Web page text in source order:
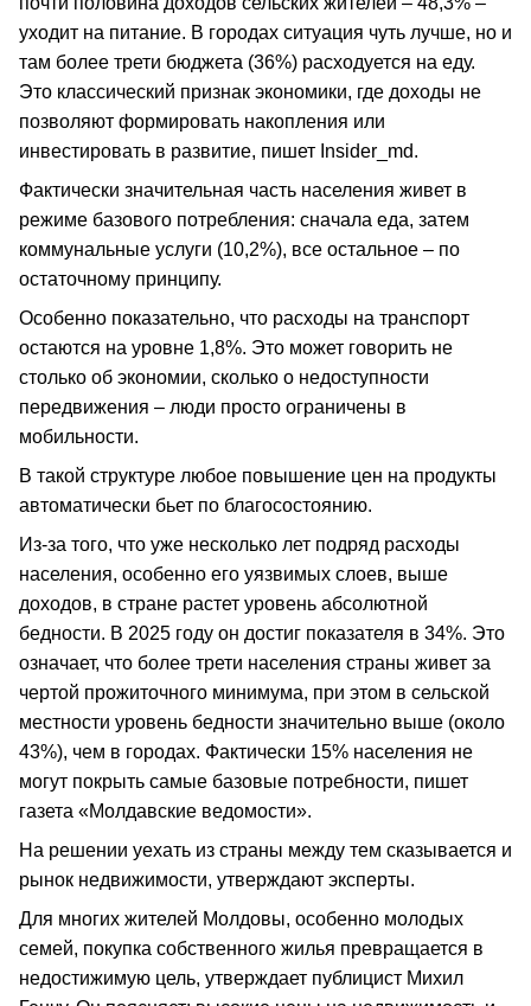
уходит на питание. В городах ситуация чуть лучше, но и
там более трети бюджета (36%) расходуется на еду.
Это классический признак экономики, где доходы не
позволяют формировать накопления или
инвестировать в развитие, пишет Insider_md.
Фактически значительная часть населения живет в
режиме базового потребления: сначала еда, затем
коммунальные услуги (10,2%), все остальное – по
остаточному принципу.
Особенно показательно, что расходы на транспорт
остаются на уровне 1,8%. Это может говорить не
столько об экономии, сколько о недоступности
передвижения – люди просто ограничены в
мобильности.
В такой структуре любое повышение цен на продукты
автоматически бьет по благосостоянию.
Из-за того, что уже несколько лет подряд расходы
населения, особенно его уязвимых слоев, выше
доходов, в стране растет уровень абсолютной
бедности. В 2025 году он достиг показателя в 34%. Это
означает, что более трети населения страны живет за
чертой прожиточного минимума, при этом в сельской
местности уровень бедности значительно выше (около
43%), чем в городах. Фактически 15% населения не
могут покрыть самые базовые потребности, пишет
газета «Молдавские ведомости».
На решении уехать из страны между тем сказывается и
рынок недвижимости, утверждают эксперты.
Для многих жителей Молдовы, особенно молодых
семей, покупка собственного жилья превращается в
недостижимую цель, утверждает публицист Михил